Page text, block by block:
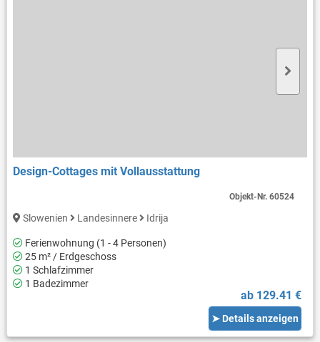
Design-Cottages mit Vollausstattung
Slowenien Landesinnere Idrija
Ferienwohnung (1 - 4 Personen)
25 m² / Erdgeschoss
1 Schlafzimmer
1 Badezimmer
ab 129.41 €
➤ Details anzeigen
Objekt-Nr.60524